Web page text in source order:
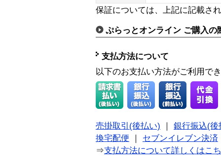
保証については、上記に記載さ
ぷらっとオンライン ご購入の
支払方法について
以下のお支払い方法がご利用で
売掛取引(後払い)
銀行振込(後
換宅配便
セブンイレブン決済
⇒支払方法について詳しくはこ